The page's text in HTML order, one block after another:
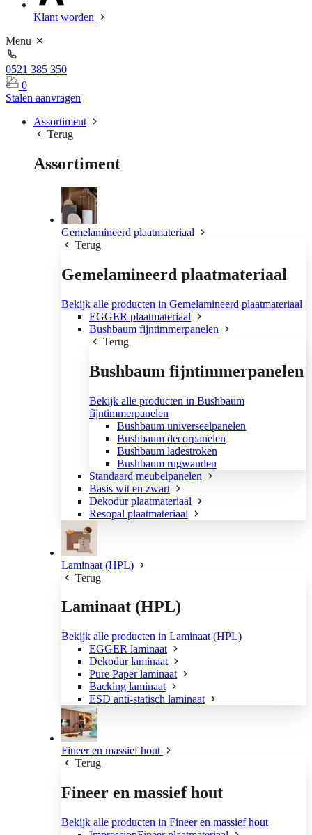
Klant worden
Menu
0521 385 350
0
Stalen aanvragen
Assortiment
Terug
Assortiment
Gemelamineerd plaatmateriaal
Terug
Gemelamineerd plaatmateriaal
Bekijk alle producten in Gemelamineerd plaatmateriaal
EGGER plaatmateriaal
Bushbaum fijntimmerpanelen
Terug
Bushbaum fijntimmerpanelen
Bekijk alle producten in Bushbaum
fijntimmerpanelen
Bushbaum universeelpanelen
Bushbaum decorpanelen
Bushbaum ladestroken
Bushbaum rugwanden
Standaard meubelpanelen
Basis wit en zwart
Dekodur plaatmateriaal
Resopal plaatmateriaal
Laminaat (HPL)
Terug
Laminaat (HPL)
Bekijk alle producten in Laminaat (HPL)
EGGER laminaat
Dekodur laminaat
Pure Paper laminaat
Backing laminaat
ESD anti-statisch laminaat
Fineer en massief hout
Terug
Fineer en massief hout
Bekijk alle producten in Fineer en massief hout